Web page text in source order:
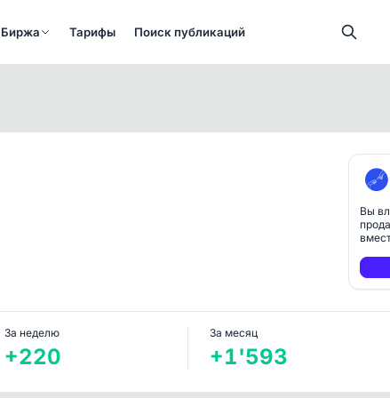
Биржа Тарифы Поиск публикаций
Вы
За неделю
+220
За месяц
+1'593